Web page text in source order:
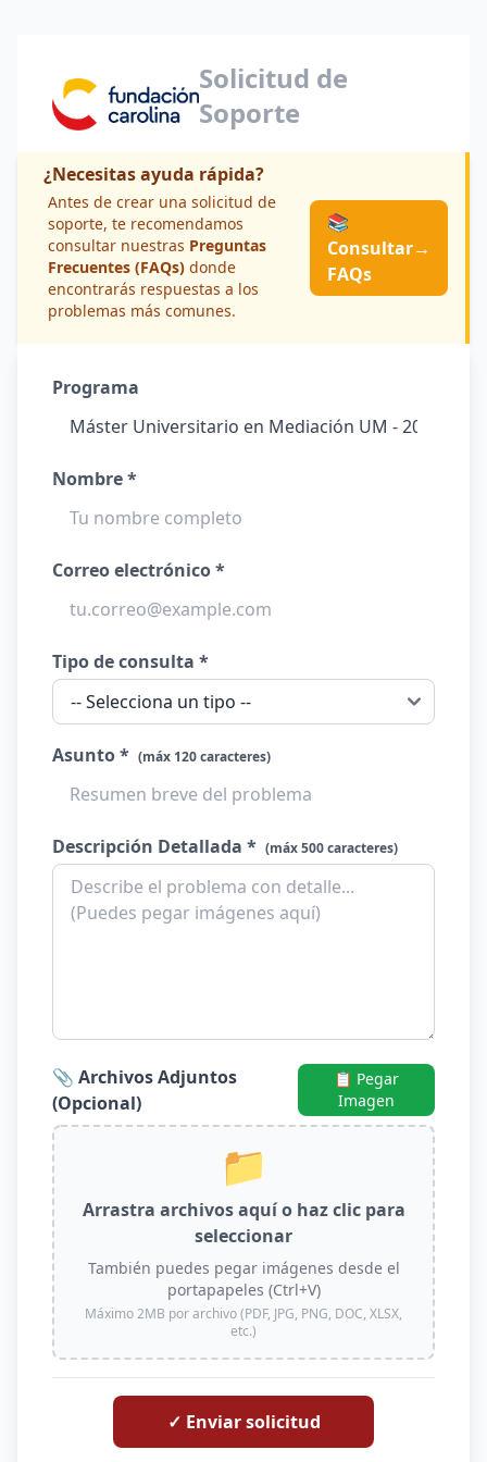
Solicitud de
Soporte
¿Necesitas ayuda rápida?
Antes de crear una solicitud de
soporte, te recomendamos
consultar nuestras Preguntas
Frecuentes (FAQs) donde
encontrarás respuestas a los
problemas más comunes.
📚
Consultar
FAQs
→
Programa
Nombre *
Correo electrónico *
Tipo de consulta *
Asunto * (máx 120 caracteres)
Descripción Detallada * (máx 500 caracteres)
📎 Archivos Adjuntos
(Opcional)
📋 Pegar
Imagen
📁
Arrastra archivos aquí o haz clic para
seleccionar
También puedes pegar imágenes desde el
portapapeles (Ctrl+V)
Máximo 2MB por archivo (PDF, JPG, PNG, DOC, XLSX,
etc.)
✓ Enviar solicitud